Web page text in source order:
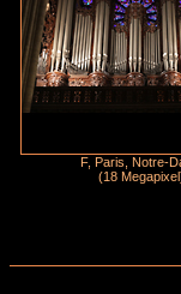
F, Paris, Notre-
(18